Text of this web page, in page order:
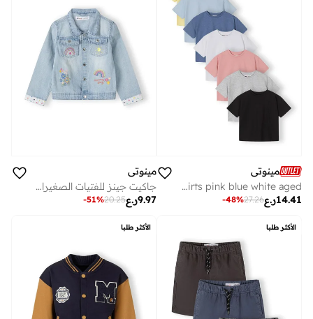
مينوتي
Girls 7-pack cotton t-shirts pink blue white aged
ر.ع14.41
27.26
-48%
مينوتي
جاكيت جينز للفتيات الصغيرات بأزرار أمامية
ر.ع9.97
20.25
-51%
الأكثر طلبا الأكثر طلبا